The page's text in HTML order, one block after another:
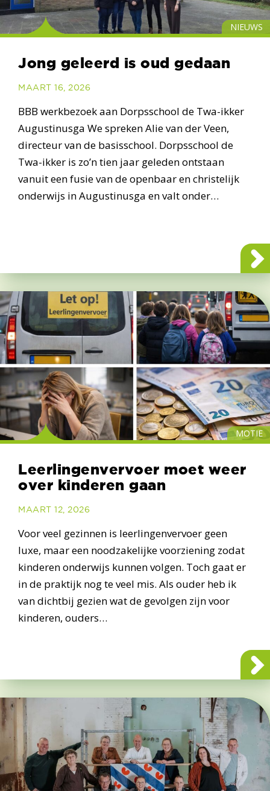
NIEUWS
Jong geleerd is oud gedaan
MAART 16, 2026
BBB werkbezoek aan Dorpsschool de Twa-ikker
Augustinusga We spreken Alie van der Veen,
directeur van de basisschool. Dorpsschool de
Twa-ikker is zo’n tien jaar geleden ontstaan
vanuit een fusie van de openbaar en christelijk
onderwijs in Augustinusga en valt onder…
MOTIE
Leerlingenvervoer moet weer
over kinderen gaan
MAART 12, 2026
Voor veel gezinnen is leerlingenvervoer geen
luxe, maar een noodzakelijke voorziening zodat
kinderen onderwijs kunnen volgen. Toch gaat er
in de praktijk nog te veel mis. Als ouder heb ik
van dichtbij gezien wat de gevolgen zijn voor
kinderen, ouders…